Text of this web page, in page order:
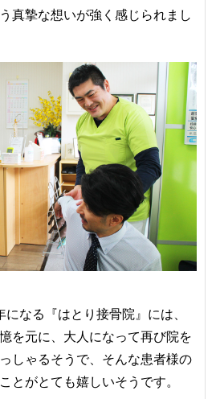
真摯な想いが強く感じられまし
になる『はとり接骨院』には、
を元に、大人になって再び院を
しゃるそうで、そんな患者様の
とがとても嬉しいそうです。